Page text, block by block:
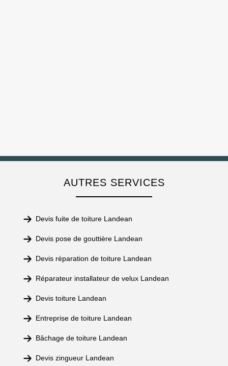
AUTRES SERVICES
Devis fuite de toiture Landean
Devis pose de gouttière Landean
Devis réparation de toiture Landean
Réparateur installateur de velux Landean
Devis toiture Landean
Entreprise de toiture Landean
Bâchage de toiture Landean
Devis zingueur Landean